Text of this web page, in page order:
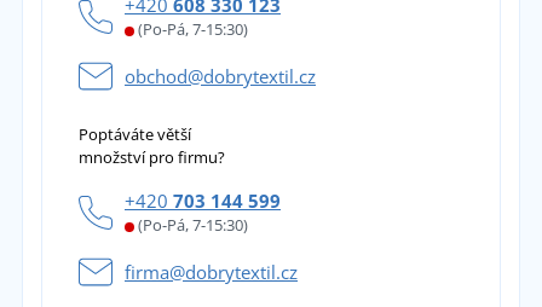
+420 608 330 123
(Po-Pá, 7-15:30)
obchod@dobrytextil.cz
Poptáváte větší
množství pro firmu?
+420 703 144 599
(Po-Pá, 7-15:30)
firma@dobrytextil.cz